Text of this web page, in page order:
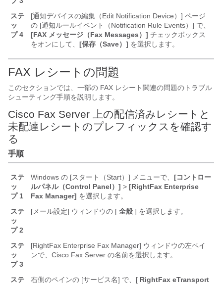
ステ
ッ
プ 4
[通知デバイスの編集（Edit Notification Device）] ページ
の [通知ルールイベント（Notification Rule Events）] で、
[FAX メッセージ（Fax Messages）] チェックボックス
をオンにして、 [保存（Save）] を選択します。
FAX レシートの問題
このセクションでは、一部の FAX レシート関連の問題のトラブル
シューティング手順を説明します。
Cisco Fax Server 上の配信済みレシートと
未配達レシートのプレフィックスを確認す
る
手順
ステ
ッ
プ 1
Windows の [スタート（Start）] メニューで、 [コントロー
ルパネル（Control Panel）] > [RightFax Enterprise
Fax Manager] を選択します。
ステ
ッ
プ 2
[メール設定] ウィンドウの [ 全般 ] を選択します。
ステ
ッ
プ 3
[RightFax Enterprise Fax Manager] ウィンドウの左ペイ
ンで、Cisco Fax Server の名前を選択します。
ステ
右側のペインの [サービス名] で、[ RightFax eTransport